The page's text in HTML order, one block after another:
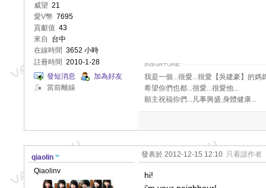
威望 21
愛V幣 7695
貢獻值 43
來自
台中
在線時間 3652 小時
註冊時間 2010-1-28
發短消息
加為好友
當前離線
我是一個...很愛...很愛【吳建豪】的媽
希望你們也都...很愛...很愛他...
願主祝福你們...凡事興盛.身體健康...
qiaolin
Qiaolinv
發表於 2012-12-15 12:10 只看該作者
hi!